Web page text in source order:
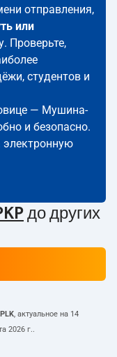
отправления,
или
Проверьте,
студентов и
— Мушина-
и безопасно.
электронную
до других
, актуальное на 14
2026 г..